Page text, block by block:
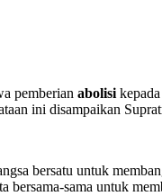
pemberian abolisi
ini disampaikan
bersatu untuk
bersama-sama untuk